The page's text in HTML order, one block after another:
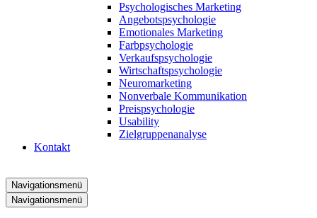
Psychologisches Marketing
Angebotspsychologie
Emotionales Marketing
Farbpsychologie
Verkaufspsychologie
Wirtschaftspsychologie
Neuromarketing
Nonverbale Kommunikation
Preispsychologie
Usability
Zielgruppenanalyse
Kontakt
Navigationsmenü
Navigationsmenü